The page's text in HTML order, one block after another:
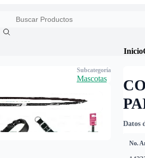
Inicio
Datos
No.
Subcategoría
Mascotas